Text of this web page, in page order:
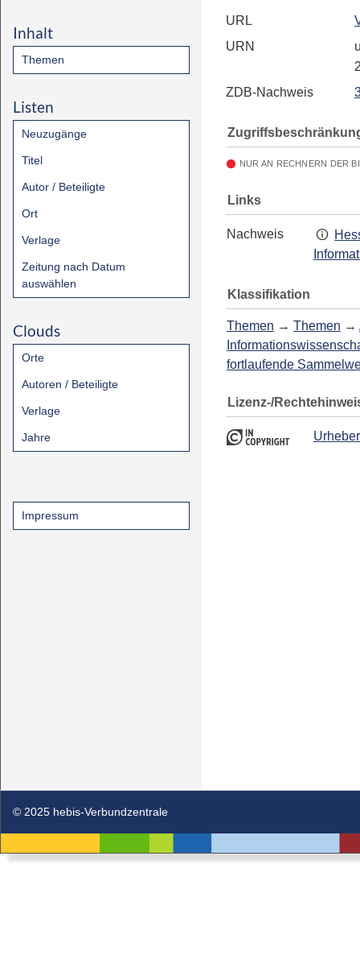
Inhalt
Themen
Listen
Neuzugänge
Titel
Autor / Beteiligte
Ort
Verlage
Zeitung nach Datum
auswählen
Clouds
Orte
Autoren / Beteiligte
Verlage
Jahre
Impressum
URL
URN
ZDB-Nachweis
NUR AN RECHNERN DER
Links
Nachweis
Klassifikation
Themen → Themen →
fortlaufende
Lizenz-/
© 2025 hebis-Verbundzentrale